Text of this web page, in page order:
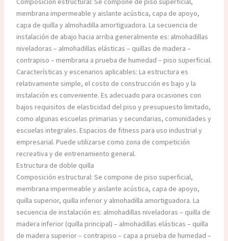
membrana impermeable y aislante acústica, capa de apoyo,
capa de quilla y almohadilla amortiguadora. La secuencia de
instalación de abajo hacia arriba generalmente es: almohadillas
niveladoras – almohadillas elásticas – quillas de madera –
contrapiso – membrana a prueba de humedad – piso superficial.
Características y escenarios aplicables: La estructura es
relativamente simple, el costo de construcción es bajo y la
instalación es conveniente. Es adecuado para ocasiones con
bajos requisitos de elasticidad del piso y presupuesto limitado,
como algunas escuelas primarias y secundarias, comunidades y
escuelas integrales. Espacios de fitness para uso industrial y
empresarial. Puede utilizarse como zona de competición
recreativa y de entrenamiento general.
Estructura de doble quilla
Composición estructural: Se compone de piso superficial,
membrana impermeable y aislante acústica, capa de apoyo,
quilla superior, quilla inferior y almohadilla amortiguadora. La
secuencia de instalación es: almohadillas niveladoras – quilla de
madera inferior (quilla principal) – almohadillas elásticas – quilla
de madera superior – contrapiso – capa a prueba de humedad –